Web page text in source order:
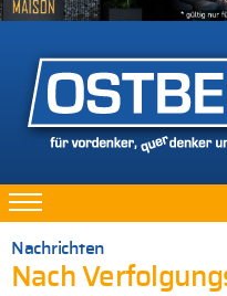
Nachrichten
Nach